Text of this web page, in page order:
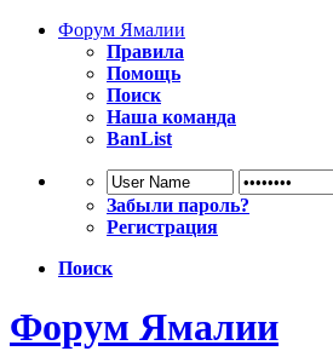
Форум Ямалии
Правила
Помощь
Поиск
Наша команда
BanList
Забыли пароль?
Регистрация
Поиск
Форум Ямалии